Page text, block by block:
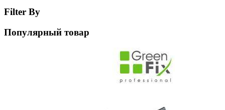
Filter By
Популярный товар